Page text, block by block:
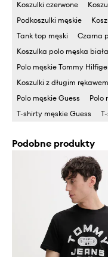
Koszulki czerwone
Podkoszulki męskie
Tank top męski
Czarna
Koszulka polo męska biała
Polo męskie Tommy
Koszulki z długim
Polo męskie Guess
Polo
T-shirty męskie Guess
Podobne produkty